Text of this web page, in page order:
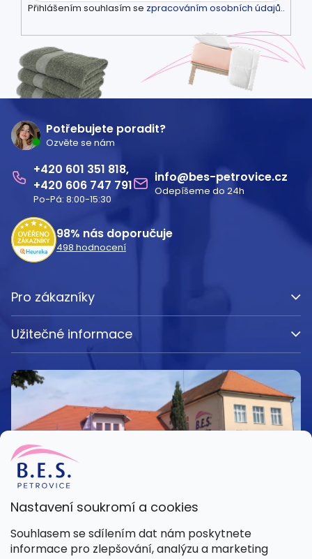
Nastavení soukromí a cookies
Souhlasem se sdílením dat nám poskytnete
informace pro zlepšování, analýzu a marketing
Přihlášením souhlasím se zpracováním osobních údajů..
Potřebujete poradit?
Ozvěte se nám
601 351 818
606 747 791
Po-Pá: 8:00-15:30
info@bes-petrovice.cz
Odepíšeme do 24h
98% nás doporučuje
498 hodnocení
Pro zákazníky
Užitečné informace
Kamenná prodejna
Pondělí – Pátek 8:00 – 15:30
Petrovice 42, 262 55 Petrovice